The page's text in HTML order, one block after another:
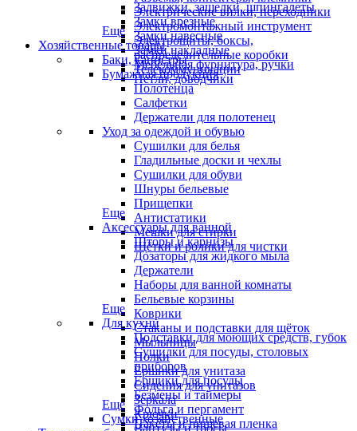
Электрические вилки, переходники
Электромонтажный инструмент
Электрощиты, боксы,
распределительные коробки
Телекоммуникации
Задвижки, защелки, шпингалеты
Замки врезные
Замки навесные
Замки накладные
Мебельная фурнитура, ручки
Петли, доводчики
Еще
Хозяйственные товары
Баки, канистры
Бумажная продукция
Полотенца
Салфетки
Держатели для полотенец
Уход за одеждой и обувью
Сушилки для белья
Гладильные доски и чехлы
Сушилки для обуви
Шнуры бельевые
Прищепки
Антистатики
Мешки для стирки
Щётки и ролики для чистки
Еще
Аксессуары для ванной
Шторы и карнизы
Дозаторы для жидкого мыла
Держатели
Наборы для ванной комнаты
Бельевые корзины
Коврики
Стаканы и подставки для щёток
Мыльницы
Полки
Ёршики для унитаза
Сидения для унитазов
Зеркала
Крючки
Вантузы и тросы
Еще
Для кухни
Подставки для моющих средств, губок
Сушилки для посуды, столовых
приборов
Ёршики для посуды
Безмены и таймеры
Фольга и пергамент
Пакеты и пищевая пленка
Еще
Сумки хозяйственные